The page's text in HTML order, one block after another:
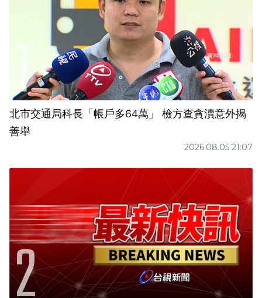
北市交通局科長「帳戶多64萬」 檢方查貪瀆意外揭
善舉
2026.08.05 21:07